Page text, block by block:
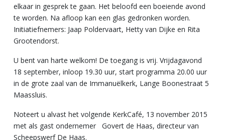
elkaar in gesprek te gaan. Het beloofd een boeiende avond
te worden. Na afloop kan een glas gedronken worden.
Initiatiefnemers: Jaap Poldervaart, Hetty van Dijke en Rita
Grootendorst.
U bent van harte welkom! De toegang is vrij. Vrijdagavond
18 september, inloop 19.30 uur, start programma 20.00 uur
in de grote zaal van de Immanuëlkerk, Lange Boonestraat 5
Maassluis.
Noteert u alvast het volgende KerkCafé, 13 november 2015
met als gast ondernemer Govert de Haas, directeur van
Scheepswerf De Haas.